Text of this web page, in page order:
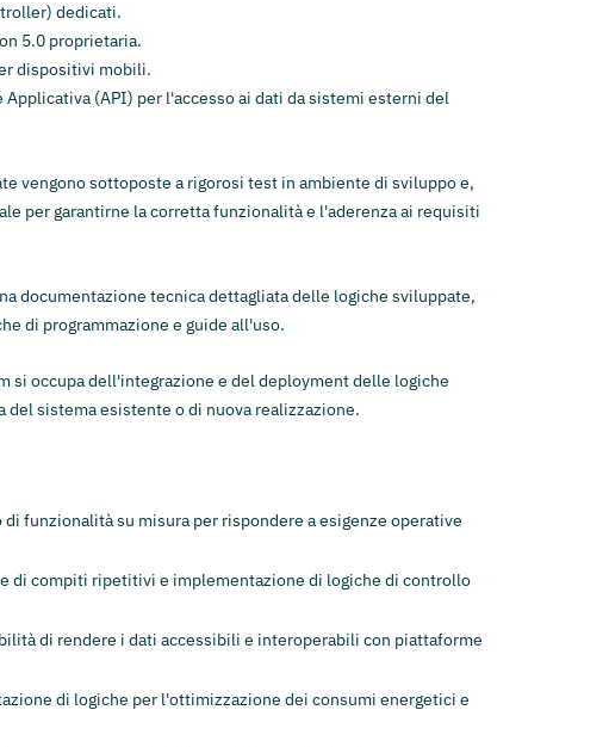
dedicati.
5.0 proprietaria.
dispositivi mobili.
(API) per l'accesso ai dati da sistemi esterni del
vengono sottoposte a rigorosi test in ambiente di sviluppo e,
per garantirne la corretta funzionalità e l'aderenza ai requisiti
documentazione tecnica dettagliata delle logiche sviluppate,
di programmazione e guide all'uso.
si occupa dell'integrazione e del deployment delle logiche
sistema esistente o di nuova realizzazione.
di funzionalità su misura per rispondere a esigenze operative
di compiti ripetitivi e implementazione di logiche di controllo
di rendere i dati accessibili e interoperabili con piattaforme
di logiche per l'ottimizzazione dei consumi energetici e